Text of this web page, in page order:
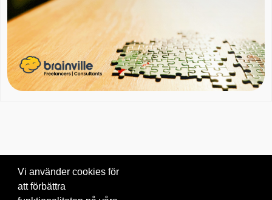
Vi använder cookies för
att förbättra